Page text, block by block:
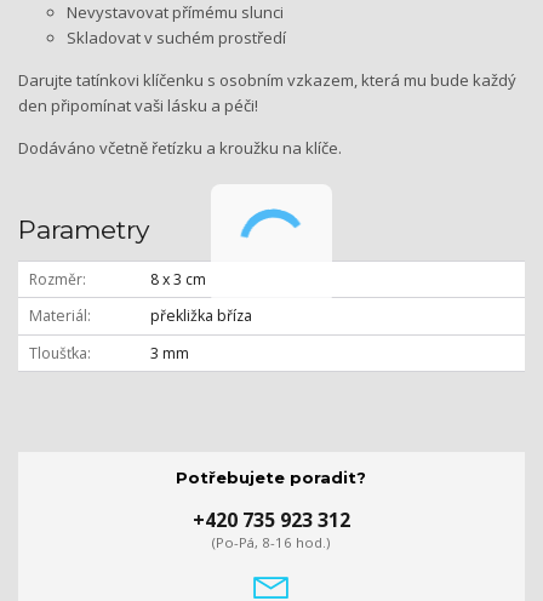
Nevystavovat přímému slunci
Skladovat v suchém prostředí
Darujte tatínkovi klíčenku s osobním vzkazem, která mu bude každý
den připomínat vaši lásku a péči!
Dodáváno včetně řetízku a kroužku na klíče.
Parametry
Rozměr
8 x 3 cm
Materiál
překližka bříza
Tloušťka
3 mm
Potřebujete poradit?
+420 735 923 312
(Po-Pá, 8-16 hod.)